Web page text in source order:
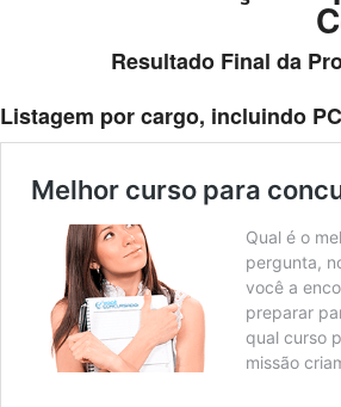
Resultado Final da
Listagem por cargo, incluindo